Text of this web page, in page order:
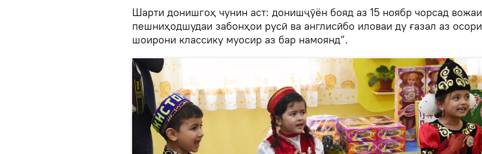
Шарти донишгоҳ чунин аст: донишҷӯён бояд аз 15 ноябр чорсад вожаи
пешниҳодшудаи забонҳои русӣ ва англисӣбо иловаи ду ғазал аз осори
шоирони классику муосир аз бар намоянд”.